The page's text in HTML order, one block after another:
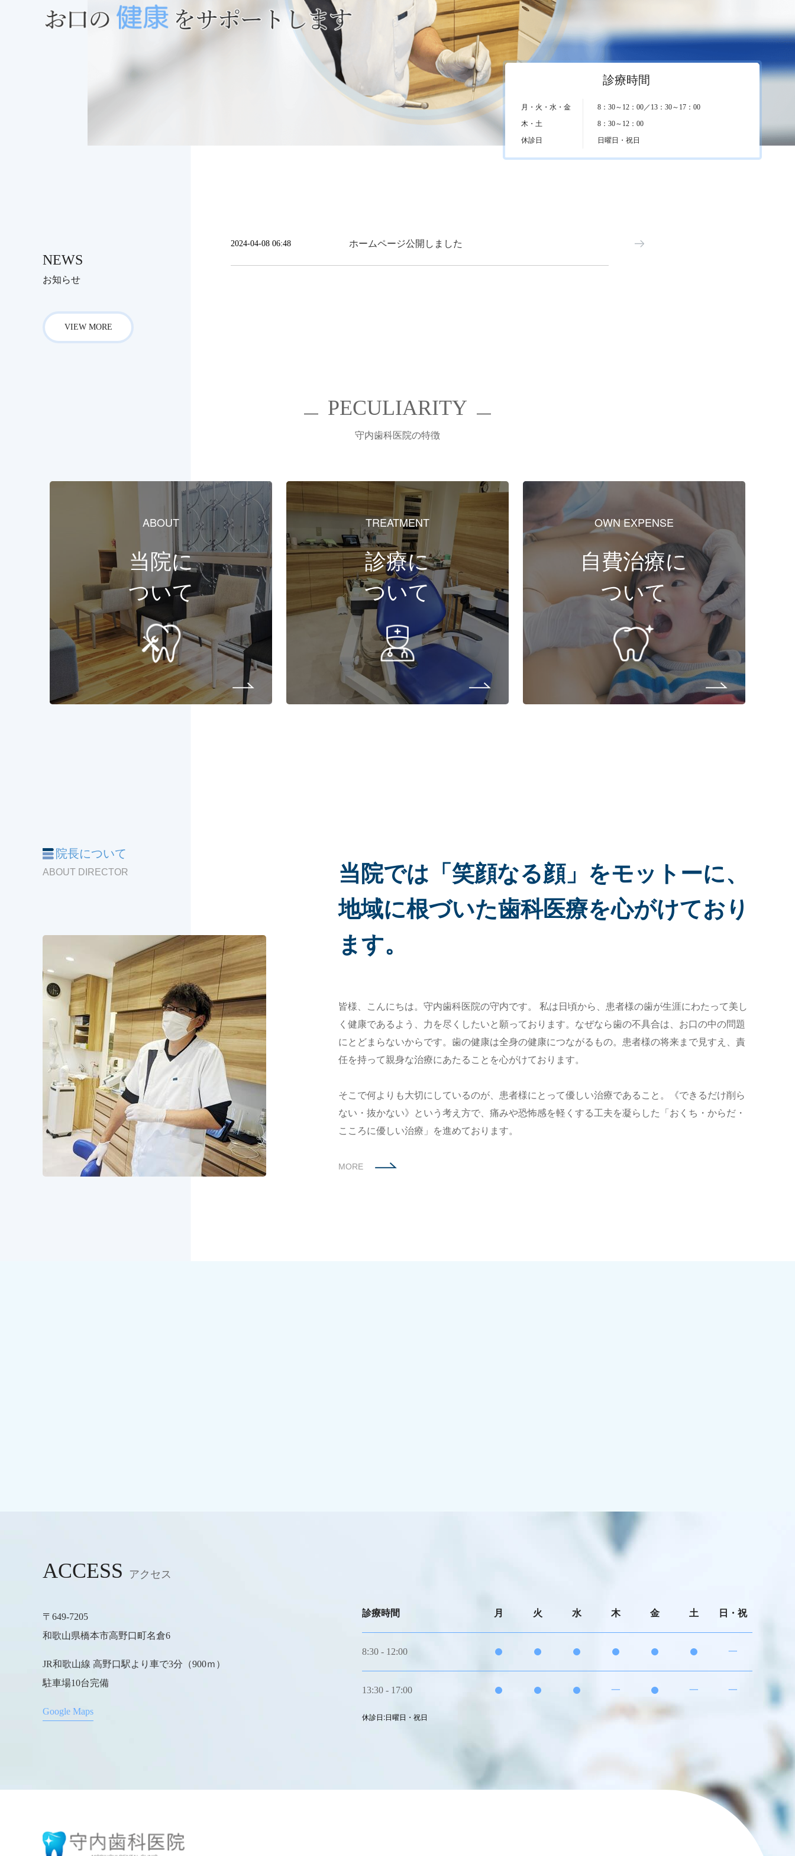
診療時間
月・火・水・金
木・土
休診日
8：30～12：00／13：30～17：00
8：30～12：00
日曜日・祝日
NEWS
お知らせ
2024-04-08 06:48 ホームページ公開しました
VIEW MORE
PECULIARITY
守内歯科医院の特徴
ABOUT
当院に
ついて
TREATMENT
診療に
ついて
OWN EXPENSE
自費治療に
ついて
院長について
ABOUT DIRECTOR
当院では「笑顔なる顔」をモットーに、
地域に根づいた歯科医療を心がけており
ます。
皆様、こんにちは。守内歯科医院の守内です。 私は日頃から、患者様の歯が生涯にわたって美し
く健康であるよう、力を尽くしたいと願っております。なぜなら歯の不具合は、お口の中の問題
にとどまらないからです。歯の健康は全身の健康につながるもの。患者様の将来まで見すえ、責
任を持って親身な治療にあたることを心がけております。
そこで何よりも大切にしているのが、患者様にとって優しい治療であること。《できるだけ削ら
ない・抜かない》という考え方で、痛みや恐怖感を軽くする工夫を凝らした「おくち・からだ・
こころに優しい治療」を進めております。
MORE
ACCESS アクセス
〒649-7205
和歌山県橋本市高野口町名倉6
JR和歌山線 高野口駅より車で3分（900ｍ）
駐車場10台完備
Google Maps
診療時間 月 火 水 木 金 土 日・祝
8:30 - 12:00 · · · · · · 一
13:30 - 17:00 · · · 一 · 一 一
休診日:日曜日・祝日